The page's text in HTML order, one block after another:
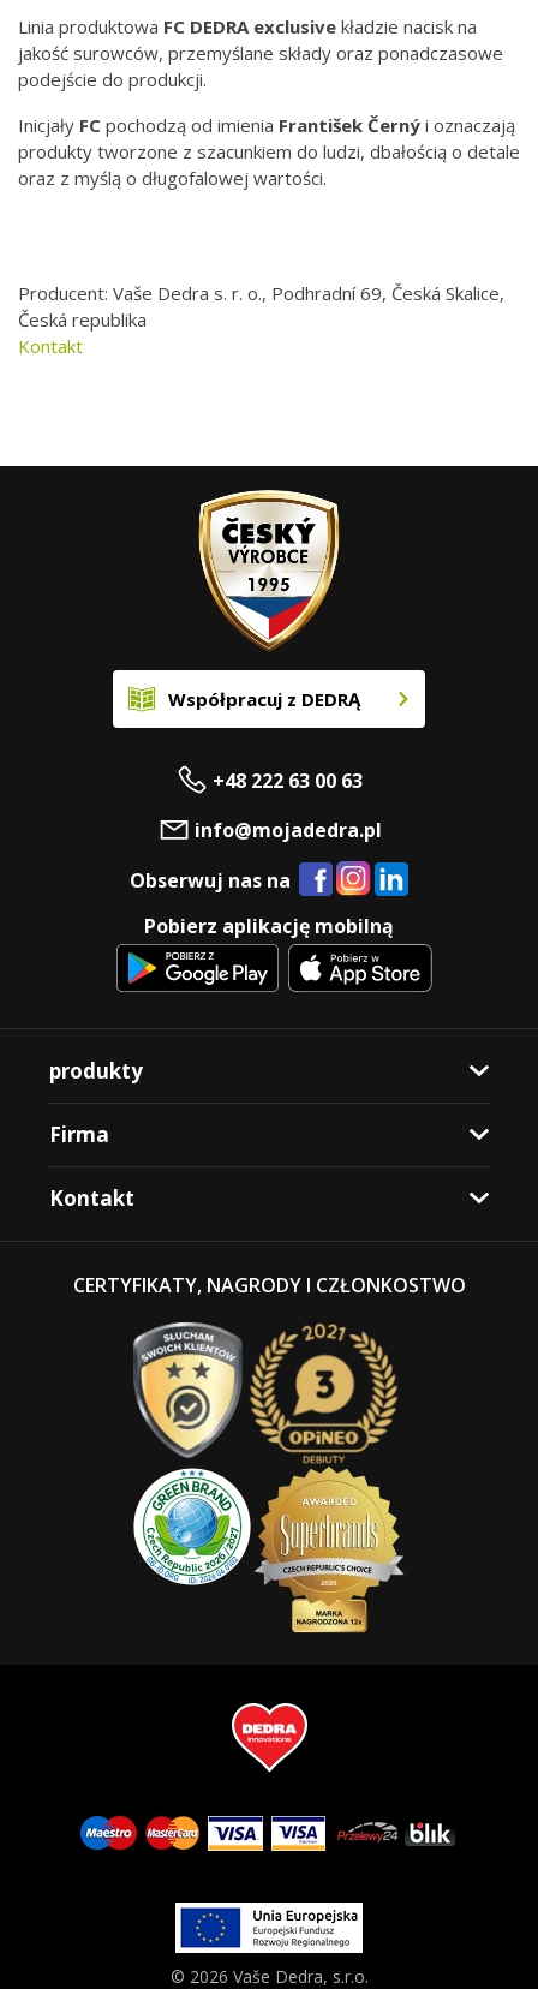
Linia produktowa FC DEDRA exclusive kładzie nacisk na
jakość surowców, przemyślane składy oraz ponadczasowe
podejście do produkcji.
Inicjały FC pochodzą od imienia František Černý i oznaczają
produkty tworzone z szacunkiem do ludzi, dbałością o detale
oraz z myślą o długofalowej wartości.
Producent: Vaše Dedra s. r. o., Podhradní 69, Česká Skalice,
Česká republika
Kontakt
Współpracuj z DEDRĄ
+48 222 63 00 63
info@mojadedra.pl
Obserwuj nas na
Pobierz aplikację mobilną
produkty
Firma
Kontakt
CERTYFIKATY, NAGRODY I CZŁONKOSTWO
© 2026 Vaše Dedra, s.r.o.